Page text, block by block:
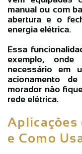
manual ou com
abertura e o
energia elétrica.
Essa
exemplo,
necessário em
acionamento de
morador não
rede elétrica.
Aplicações
e Como